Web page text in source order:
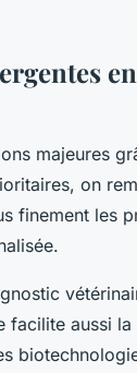
majeures
on
finement les
aussi